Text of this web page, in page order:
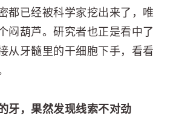
都已经被科学家挖出来了，唯
闷葫芦。研究者也正是看中了
从牙髓里的干细胞下手，看看
牙，果然发现线索不对劲